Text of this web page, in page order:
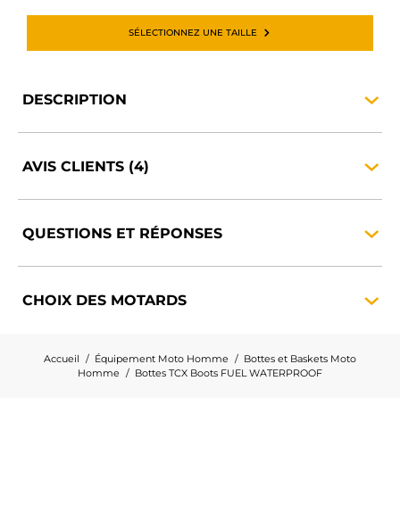
SÉLECTIONNEZ UNE TAILLE
DESCRIPTION
AVIS CLIENTS (4)
QUESTIONS ET RÉPONSES
CHOIX DES MOTARDS
Accueil Équipement Moto Homme
Bottes et Baskets Moto
Homme
Bottes TCX Boots FUEL WATERPROOF